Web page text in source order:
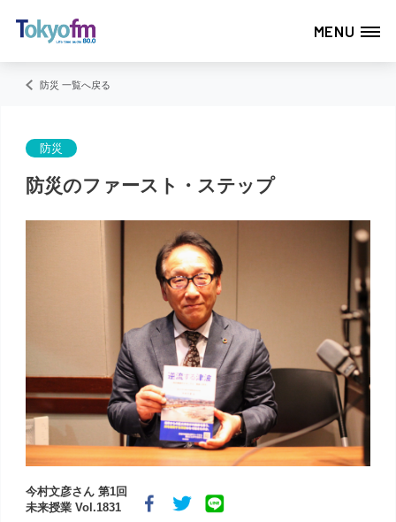
MENU
防災 一覧へ戻る
防災
防災のファースト・ステップ
今村文彦さん 第1回
未来授業 Vol.1831